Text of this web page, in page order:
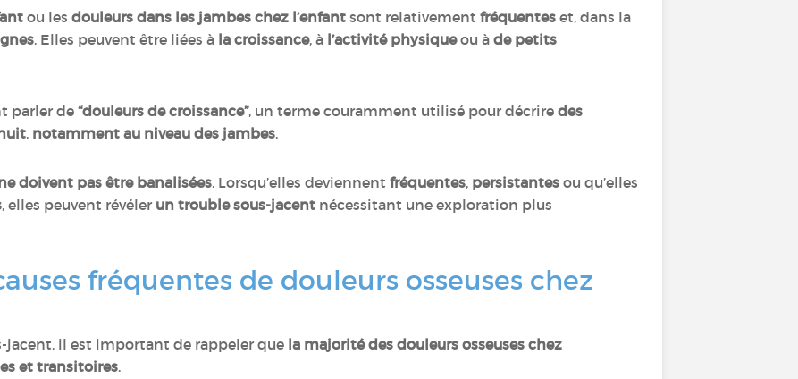
ou les douleurs dans les jambes chez l’enfant sont relativement fréquentes et, dans la
. Elles peuvent être liées à la croissance, à l’activité physiqueou à de petits
parler de “douleurs de croissance”, un terme couramment utilisé pour décrire des
, notamment au niveau des jambes.
doivent pas être banalisées. Lorsqu’elles deviennent fréquentes, persistantes ou qu’elles
, elles peuvent révéler un trouble sous-jacent nécessitant une exploration plus
fréquentes de douleurs osseuses chez
jacent, il est important de rappeler que la majorité des douleurs osseuses chez
et transitoires.